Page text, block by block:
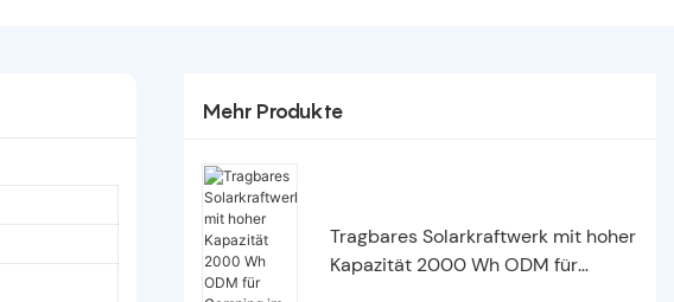
Mehr Produkte
Tragbares Solarkraftwerk mit hoher
Kapazität 2000 Wh ODM für